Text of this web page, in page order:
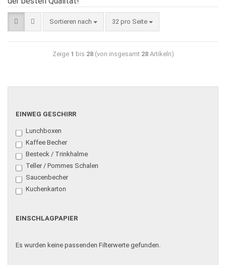
Sortieren nach 32 pro Seite
Zeige 1 bis 28(von insgesamt 28Artikeln)
EINWEG GESCHIRR
Lunchboxen
Kaffee Becher
Besteck / Trinkhalme
Teller / Pommes Schalen
Saucenbecher
Kuchenkarton
EINSCHLAGPAPIER
Es wurden keine passenden Filterwerte gefunden.